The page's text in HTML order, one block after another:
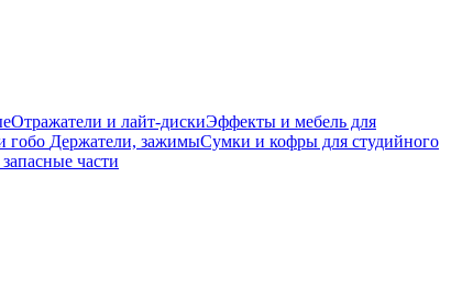
Отражатели и лайт-дискиЭффекты и мебель для
гобо Держатели, зажимыСумки и кофры для студийного
части